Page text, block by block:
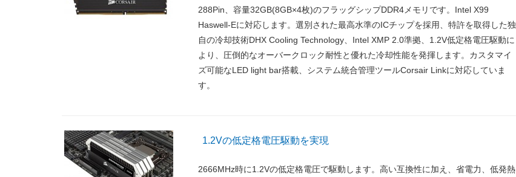
288Pin、容量32GB(8GB×4枚)のフラッグシップDDR4メモリです。Intel X99
Haswell-Eに対応します。選別された最高水準のICチップを採用、特許を取得した独
自の冷却技術DHX Cooling Technology、Intel XMP 2.0準拠、1.2V低定格電圧駆動に
より、圧倒的なオーバークロック耐性と優れた冷却性能を発揮します。カスタマイ
ズ可能なLED light bar搭載、システム統合管理ツールCorsair Linkに対応していま
す。
1.2Vの低定格電圧駆動を実現
2666MHz時に1.2Vの低定格電圧で駆動します。高い互換性に加え、省電力、低発熱